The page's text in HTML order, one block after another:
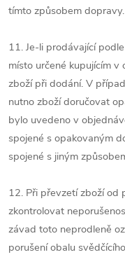
tímto způsobem dopravy.
11. Je-li prodávající
místo určené kupujícím
zboží při dodání. V
nutno zboží doručovat
bylo uvedeno v
spojené s opakovaným
spojené s jiným
12. Při převzetí zboží od
zkontrolovat
závad toto neprodleně
porušení obalu